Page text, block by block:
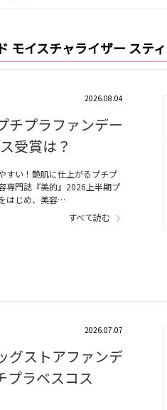
モイスチャライザー ステ
2026.08.04
チプラファンデー
受賞は？
すい！艶肌に仕上がるプチプ
専門誌『美的』2026上半期プ
はじめ、美容…
すべて読む
2026.07.07
グストアファンデ
プラベスコス